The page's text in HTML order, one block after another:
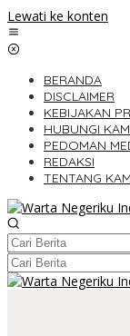
Lewati ke konten
BERANDA
DISCLAIMER
KEBIJAKAN
HUBUNGI
PEDOMAN
REDAKSI
TENTANG